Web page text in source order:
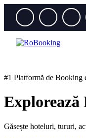
#1 Platformă de Booking
Găsește hoteluri, tururi,